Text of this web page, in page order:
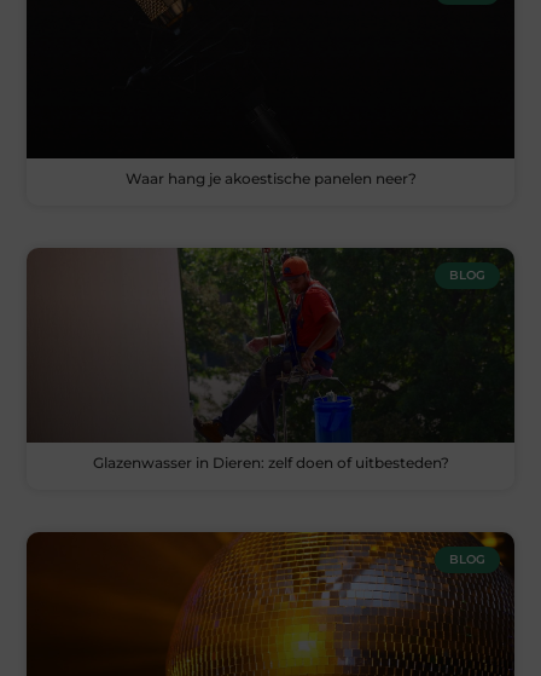
Waar hang je akoestische panelen neer?
BLOG
Glazenwasser in Dieren: zelf doen of uitbesteden?
BLOG